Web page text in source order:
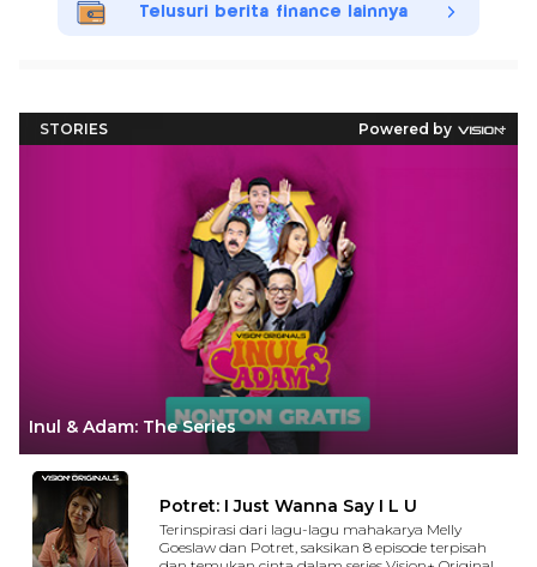
Telusuri berita finance lainnya